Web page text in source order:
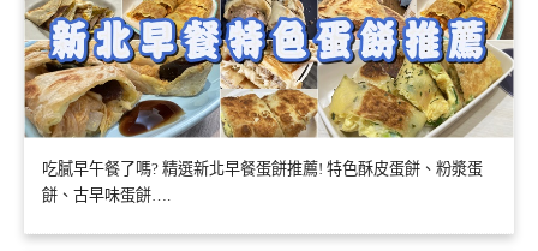
吃膩早午餐了嗎? 精選新北早餐蛋餅推薦! 特色酥皮蛋餅、粉漿蛋
餅、古早味蛋餅….